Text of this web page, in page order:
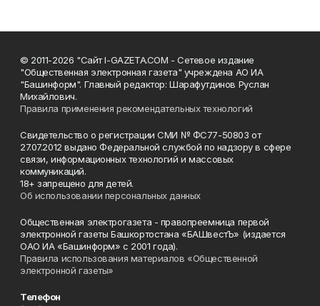
© 2011-2026 "Сайт I-GAZETA.COM - Сетевое издание
"Общественная электронная газета" учреждена АО ИА
"Башинформ". Главный редактор: Шарафутдинов Руслан
Михайлович.
Правила применения рекомендательных технологий
Свидетельство о регистрации СМИ № ФС77-50803 от
27.07.2012 выдано Федеральной службой по надзору в сфере
связи, информационных технологий и массовых
коммуникаций.
18+ запрещено для детей.
Об использовании персональных данных
Общественная электрогазета - правопреемница первой
электронной газеты Башкортостана «БАШвестЪ» (издается
ОАО ИА «Башинформ» с 2001 года).
Правила использования материалов «Общественной
электронной газеты»
Телефон